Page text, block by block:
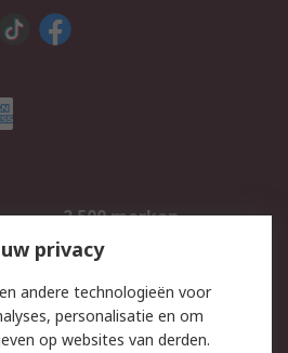
2.500 merken
Inkoopoplossingen
privacy
andere technologieën voor
personalisatie en om
op websites van derden.